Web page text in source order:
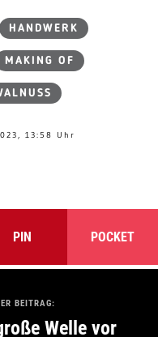
HANDWERK
MAKING OF
13:58 Uhr
PIN POCKET
BEITRAG:
Welle vor